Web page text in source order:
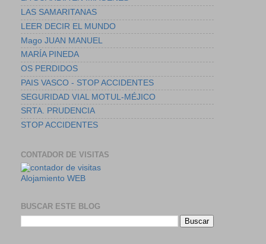
LAS SAMARITANAS
LEER DECIR EL MUNDO
Mago JUAN MANUEL
MARÍA PINEDA
OS PERDIDOS
PAIS VASCO - STOP ACCIDENTES
SEGURIDAD VIAL MOTUL-MÉJICO
SRTA. PRUDENCIA
STOP ACCIDENTES
CONTADOR DE VISITAS
Alojamiento WEB
BUSCAR ESTE BLOG